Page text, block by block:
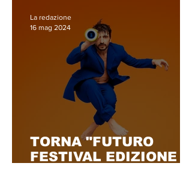
TORNA "FUTURO
FESTIVAL EDIZIONE
La redazione
16 mag 2024